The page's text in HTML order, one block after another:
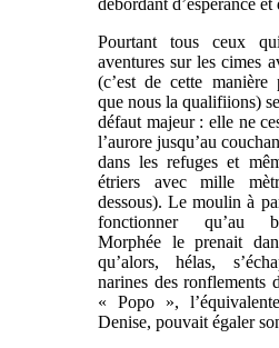
Pourtant tous ceux
aventures sur les cimes
(c’est de cette manière
que nous la qualifiions)
défaut majeur : elle ne
l’aurore jusqu’au
dans les refuges et
étriers avec mille
dessous). Le moulin à
fonctionner qu’au
Morphée le prenait
qu’alors, hélas,
narines des ronflements
« Popo »,
Denise, pouvait égaler